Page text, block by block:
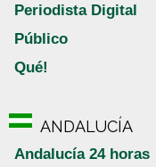
Periodista Digital
Público
Qué!
ANDALUCÍA
Andalucía 24 horas